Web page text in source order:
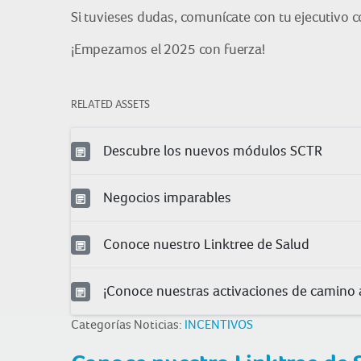
Si tuvieses dudas, comunícate con tu ejecutivo
¡Empezamos el 2025 con fuerza!
RELATED ASSETS
Descubre los nuevos módulos SCTR
Negocios imparables
Conoce nuestro Linktree de Salud
¡Conoce nuestras activaciones de camino
Categorías Noticias: INCENTIVOS